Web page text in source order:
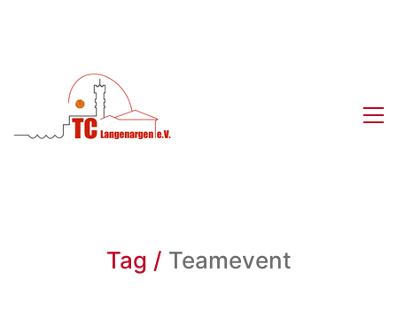
Tag / Teamevent